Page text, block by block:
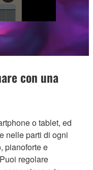
con una
o tablet, ed
nelle parti di ogni
pianoforte e
regolare